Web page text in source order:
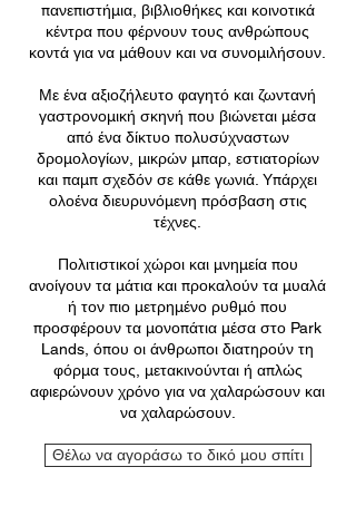
πανεπιστήμια, βιβλιοθήκες και κοινοτικά
κέντρα που φέρνουν τους ανθρώπους
κοντά για να μάθουν και να συνομιλήσουν.
Με ένα αξιοζήλευτο φαγητό και ζωντανή
γαστρονομική σκηνή που βιώνεται μέσα
από ένα δίκτυο πολυσύχναστων
δρομολογίων, μικρών μπαρ, εστιατορίων
και παμπ σχεδόν σε κάθε γωνιά. Υπάρχει
ολοένα διευρυνόμενη πρόσβαση στις
τέχνες.
Πολιτιστικοί χώροι και μνημεία που
ανοίγουν τα μάτια και προκαλούν τα μυαλά
ή τον πιο μετρημένο ρυθμό που
προσφέρουν τα μονοπάτια μέσα στο Park
Lands, όπου οι άνθρωποι διατηρούν τη
φόρμα τους, μετακινούνται ή απλώς
αφιερώνουν χρόνο για να χαλαρώσουν και
να χαλαρώσουν.
Θέλω να αγοράσω το δικό μου σπίτι